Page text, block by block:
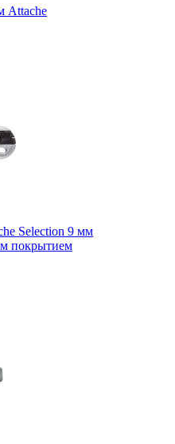
Attache
Selection 9 мм
покрытием